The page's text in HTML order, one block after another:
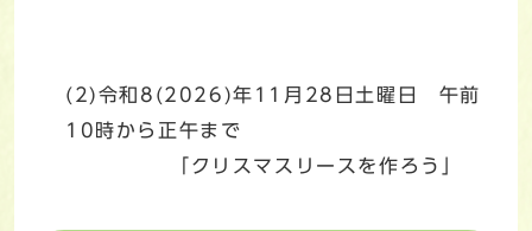
(2)令和8(2026)年11月28日土曜日 午前
10時から正午まで
「クリスマスリースを作ろう」